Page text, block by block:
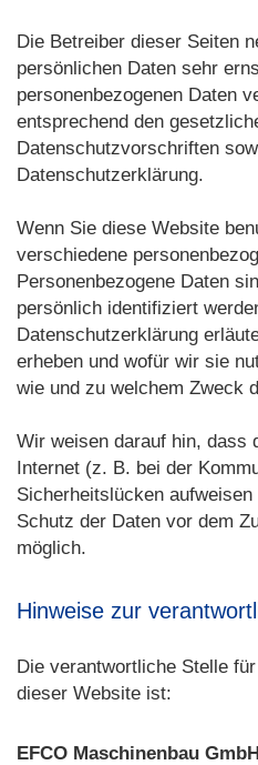
Die Betreiber dieser Seiten
persönlichen Daten sehr
personenbezogenen Daten
entsprechend den
Datenschutzvorschriften
Datenschutzerklärung.
Wenn Sie diese Website
verschiedene
Personenbezogene Daten
persönlich identifiziert
Datenschutzerklärung
erheben und wofür wir sie
wie und zu welchem Zweck
Wir weisen darauf hin, dass
Internet (z. B. bei der
Sicherheitslücken
Schutz der Daten vor dem
möglich.
Hinweise zur
Die verantwortliche Stelle
dieser Website ist:
EFCO Maschinenbau